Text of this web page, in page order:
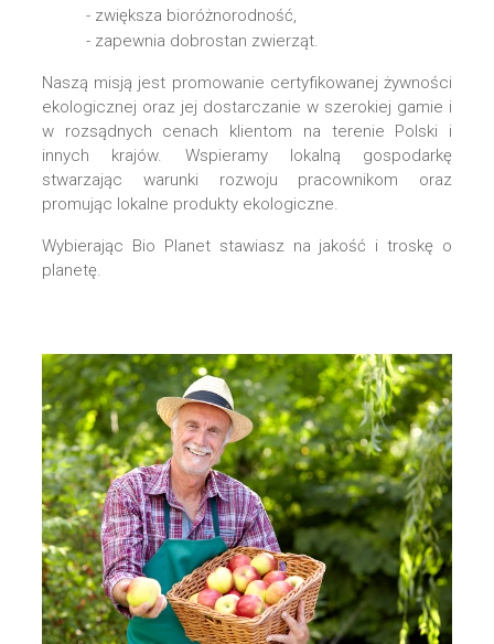
- zwiększa bioróżnorodność,
- zapewnia dobrostan zwierząt.
Naszą misją jest promowanie certyfikowanej żywności
ekologicznej oraz jej dostarczanie w szerokiej gamie i
w rozsądnych cenach klientom na terenie Polski i
innych krajów. Wspieramy lokalną gospodarkę
stwarzając warunki rozwoju pracownikom oraz
promując lokalne produkty ekologiczne.
Wybierając Bio Planet stawiasz na jakość i troskę o
planetę.